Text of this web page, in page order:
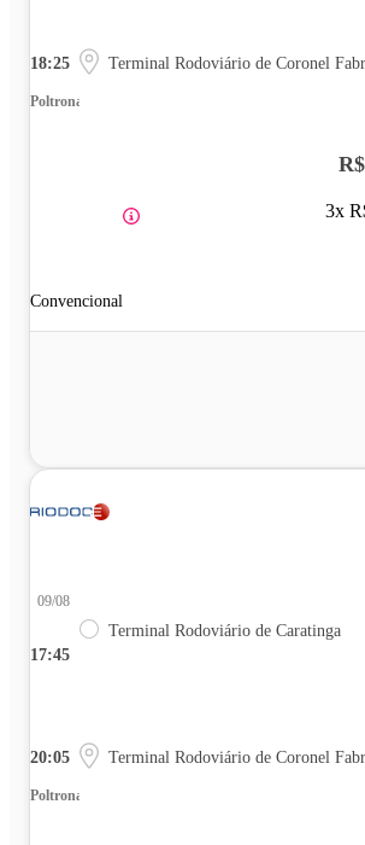
18:25 Terminal Rodoviário de Coronel
Poltrona
Convencional
3x
17:45
09/08
Terminal Rodoviário de Caratinga
20:05 Terminal Rodoviário de Coronel
Poltrona